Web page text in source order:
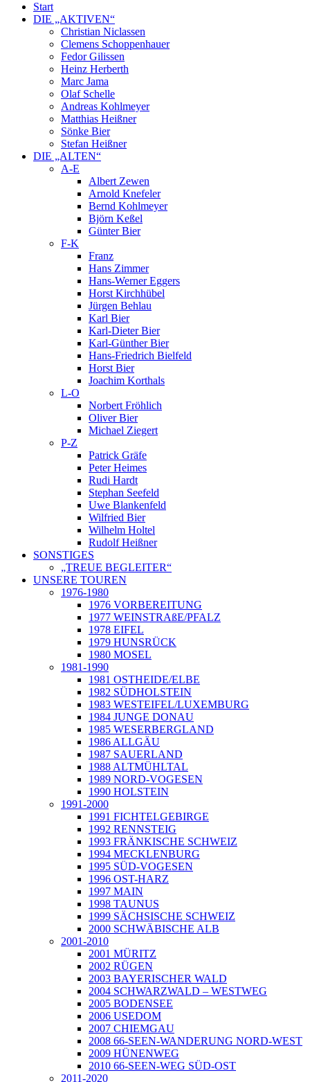
oben
scrollen
Start
DIE „AKTIVEN“
Christian Niclassen
Clemens Schoppenhauer
Fedor Gilissen
Heinz Herberth
Marc Jama
Olaf Schelle
Andreas Kohlmeyer
Matthias Heißner
Sönke Bier
Stefan Heißner
DIE „ALTEN“
A-E
Albert Zewen
Arnold Knefeler
Bernd Kohlmeyer
Björn Keßel
Günter Bier
F-K
Franz
Hans Zimmer
Hans-Werner Eggers
Horst Kirchhübel
Jürgen Behlau
Karl Bier
Karl-Dieter Bier
Karl-Günther Bier
Hans-Friedrich Bielfeld
Horst Bier
Joachim Korthals
L-O
Norbert Fröhlich
Oliver Bier
Michael Ziegert
P-Z
Patrick Gräfe
Peter Heimes
Rudi Hardt
Stephan Seefeld
Uwe Blankenfeld
Wilfried Bier
Wilhelm Holtel
Rudolf Heißner
SONSTIGES
„TREUE BEGLEITER“
UNSERE TOUREN
1976-1980
1976 VORBEREITUNG
1977 WEINSTRAßE/PFALZ
1978 EIFEL
1979 HUNSRÜCK
1980 MOSEL
1981-1990
1981 OSTHEIDE/ELBE
1982 SÜDHOLSTEIN
1983 WESTEIFEL/LUXEMBURG
1984 JUNGE DONAU
1985 WESERBERGLAND
1986 ALLGÄU
1987 SAUERLAND
1988 ALTMÜHLTAL
1989 NORD-VOGESEN
1990 HOLSTEIN
1991-2000
1991 FICHTELGEBIRGE
1992 RENNSTEIG
1993 FRÄNKISCHE SCHWEIZ
1994 MECKLENBURG
1995 SÜD-VOGESEN
1996 OST-HARZ
1997 MAIN
1998 TAUNUS
1999 SÄCHSISCHE SCHWEIZ
2000 SCHWÄBISCHE ALB
2001-2010
2001 MÜRITZ
2002 RÜGEN
2003 BAYERISCHER WALD
2004 SCHWARZWALD – WESTWEG
2005 BODENSEE
2006 USEDOM
2007 CHIEMGAU
2008 66-SEEN-WANDERUNG NORD-WEST
2009 HÜNENWEG
2010 66-SEEN-WEG SÜD-OST
2011-2020